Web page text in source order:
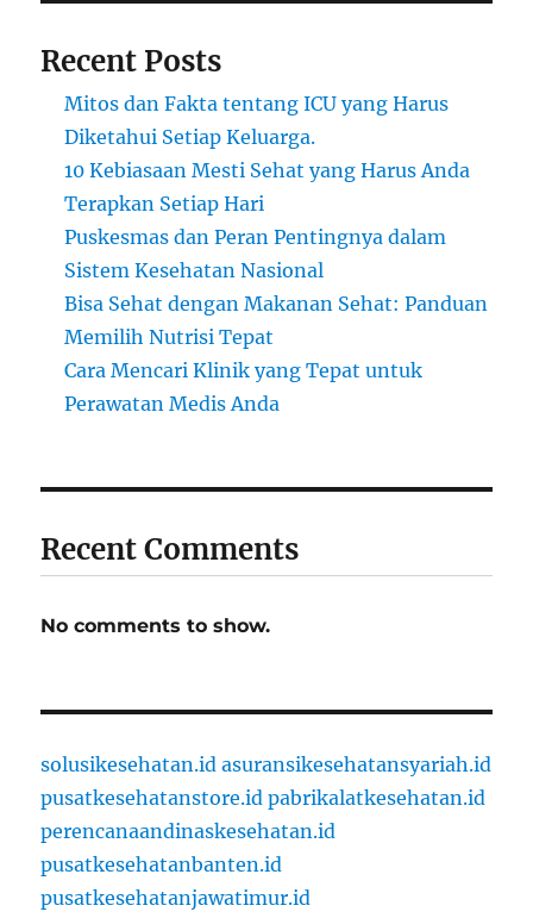
Recent Posts
Mitos dan Fakta tentang ICU yang Harus
Diketahui Setiap Keluarga.
10 Kebiasaan Mesti Sehat yang Harus Anda
Terapkan Setiap Hari
Puskesmas dan Peran Pentingnya dalam
Sistem Kesehatan Nasional
Bisa Sehat dengan Makanan Sehat: Panduan
Memilih Nutrisi Tepat
Cara Mencari Klinik yang Tepat untuk
Perawatan Medis Anda
Recent Comments
No comments to show.
solusikesehatan.id asuransikesehatansyariah.id
pusatkesehatanstore.id pabrikalatkesehatan.id
perencanaandinaskesehatan.id
pusatkesehatanbanten.id
pusatkesehatanjawatimur.id